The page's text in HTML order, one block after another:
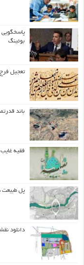
پاسخگویی
بوئینگ
تعجیل
باند
فقیه
پل طبیعت
دانلود